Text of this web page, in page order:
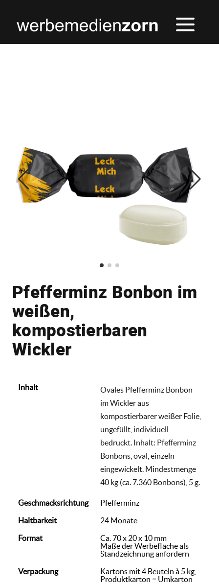
Pfefferminz Bonbon im
weißen,
kompostierbaren
Wickler
Inhalt
Ovales Pfefferminz Bonbon
im Wickler aus
kompostierbarer weißer Folie,
ungefüllt, individuell
bedruckt. Inhalt: Pfefferminz
Bonbons, oval, einzeln
eingewickelt. Mindestmenge
40 kg (ca. 7.360 Bonbons), 5 g.
Geschmacksrichtung
Pfefferminz
Haltbarkeit
24 Monate
Format
Ca. 70 x 20 x 10 mm
Maße der Werbefläche als
Standzeichnung anfordern
Verpackung
Kartons mit 4 Beuteln à 5 kg,
Produktkarton = Umkarton